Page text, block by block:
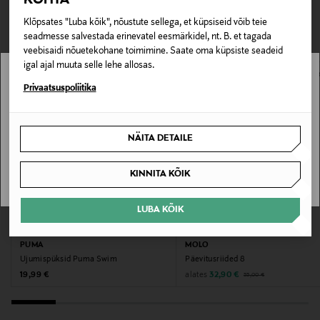
Klõpsates "Luba kõik", nõustute sellega, et küpsiseid võib teie
seadmesse salvestada erinevatel eesmärkidel, nt. B. et tagada
veebisaidi nõuetekohane toimimine. Saate oma küpsiste seadeid
igal ajal muuta selle lehe allosas.
Privaatsuspoliitika
NÄITA DETAILE
KINNITA KÕIK
LUBA KÕIK
80% polüamiid, 20% elastaan
Täidis
Sugugi mitte
DW5 DESERT SKY
Tootjamaa
VIETNAM
0,00 € – 4,90 €
VAATASID KA
PUMA
Ujumispüksid Puma Swim
Original Price
19,99 €
MOLO
Päevitusriided 8
alates Discounted Price
32,90 € Original Price
55,00 €
Stockmann pole Sinu riigis saadaval.
SAAN ARU